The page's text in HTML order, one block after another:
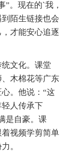
”。现在的`我，
陌生链接也会
才能安心追逐
文化。课堂
木棉花等广东
。他说：“这
人传承下
是自豪。课
视频学剪简单
。